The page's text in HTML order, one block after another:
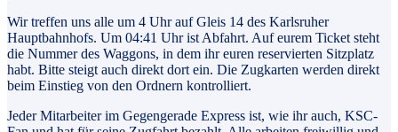
Wir treffen uns alle um 4 Uhr auf Gleis 14 des Karlsruher
Hauptbahnhofs. Um 04:41 Uhr ist Abfahrt. Auf eurem Ticket steht
die Nummer des Waggons, in dem ihr euren reservierten Sitzplatz
habt. Bitte steigt auch direkt dort ein. Die Zugkarten werden direkt
beim Einstieg von den Ordnern kontrolliert.
Jeder Mitarbeiter im Gegengerade Express ist, wie ihr auch, KSC-